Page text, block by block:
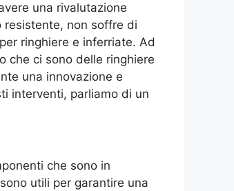
una rivalutazione
resistente, non soffre di
ringhiere e inferriate. Ad
che ci sono delle ringhiere
una innovazione e
interventi, parliamo di un
che sono in
utili per garantire una